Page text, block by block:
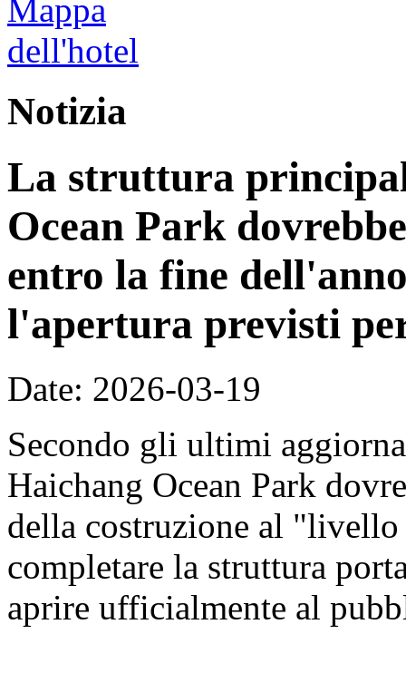
Notizia
La struttura
Ocean Park
entro la fine
l'apertura previsti
Date: 2026-03-19
Secondo gli ultimi
Haichang Ocean Park
della costruzione al "livello
completare la struttura
aprire ufficialmente al